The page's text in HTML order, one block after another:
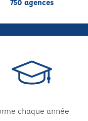
750 agences
chaque année